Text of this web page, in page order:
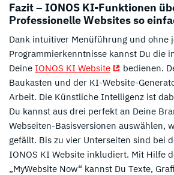
Fazit – IONOS KI-Funktionen
Professionelle Websites so
Dank intuitiver Menüführung und ohne
Programmierkenntnisse kannst Du die
Deine IONOS KI Website
bedienen.
Baukasten und der KI-Website-
Arbeit. Die Künstliche Intelligenz ist
Du kannst aus drei perfekt an Deine
Webseiten-Basisversionen auswählen,
gefällt. Bis zu vier Unterseiten sind bei
IONOS KI Website inkludiert. Mit Hilfe
„MyWebsite Now“ kannst Du Texte,